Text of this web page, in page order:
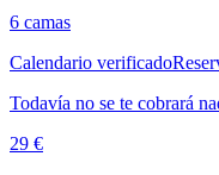
6 camas
Calendario verificado
Todavía no se te cobrará
29 €